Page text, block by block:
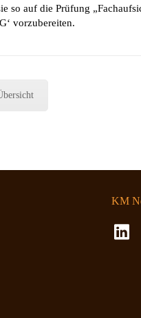
so auf die Prüfung
vorzubereiten.
KM